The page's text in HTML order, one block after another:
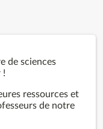
de sciences
!
ressources et
de notre